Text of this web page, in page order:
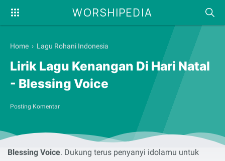
WORSHIPEDIA
Home › Lagu Rohani Indonesia
Lirik Lagu Kenangan Di Hari Natal
- Blessing Voice
Posting Komentar
Syalom, selamat membaca serta menyanyikan lirik lagu
rohani
Kenangan Di Hari Natalyang dibawakan oleh
Blessing Voice. Dukung terus penyanyi idolamu untuk